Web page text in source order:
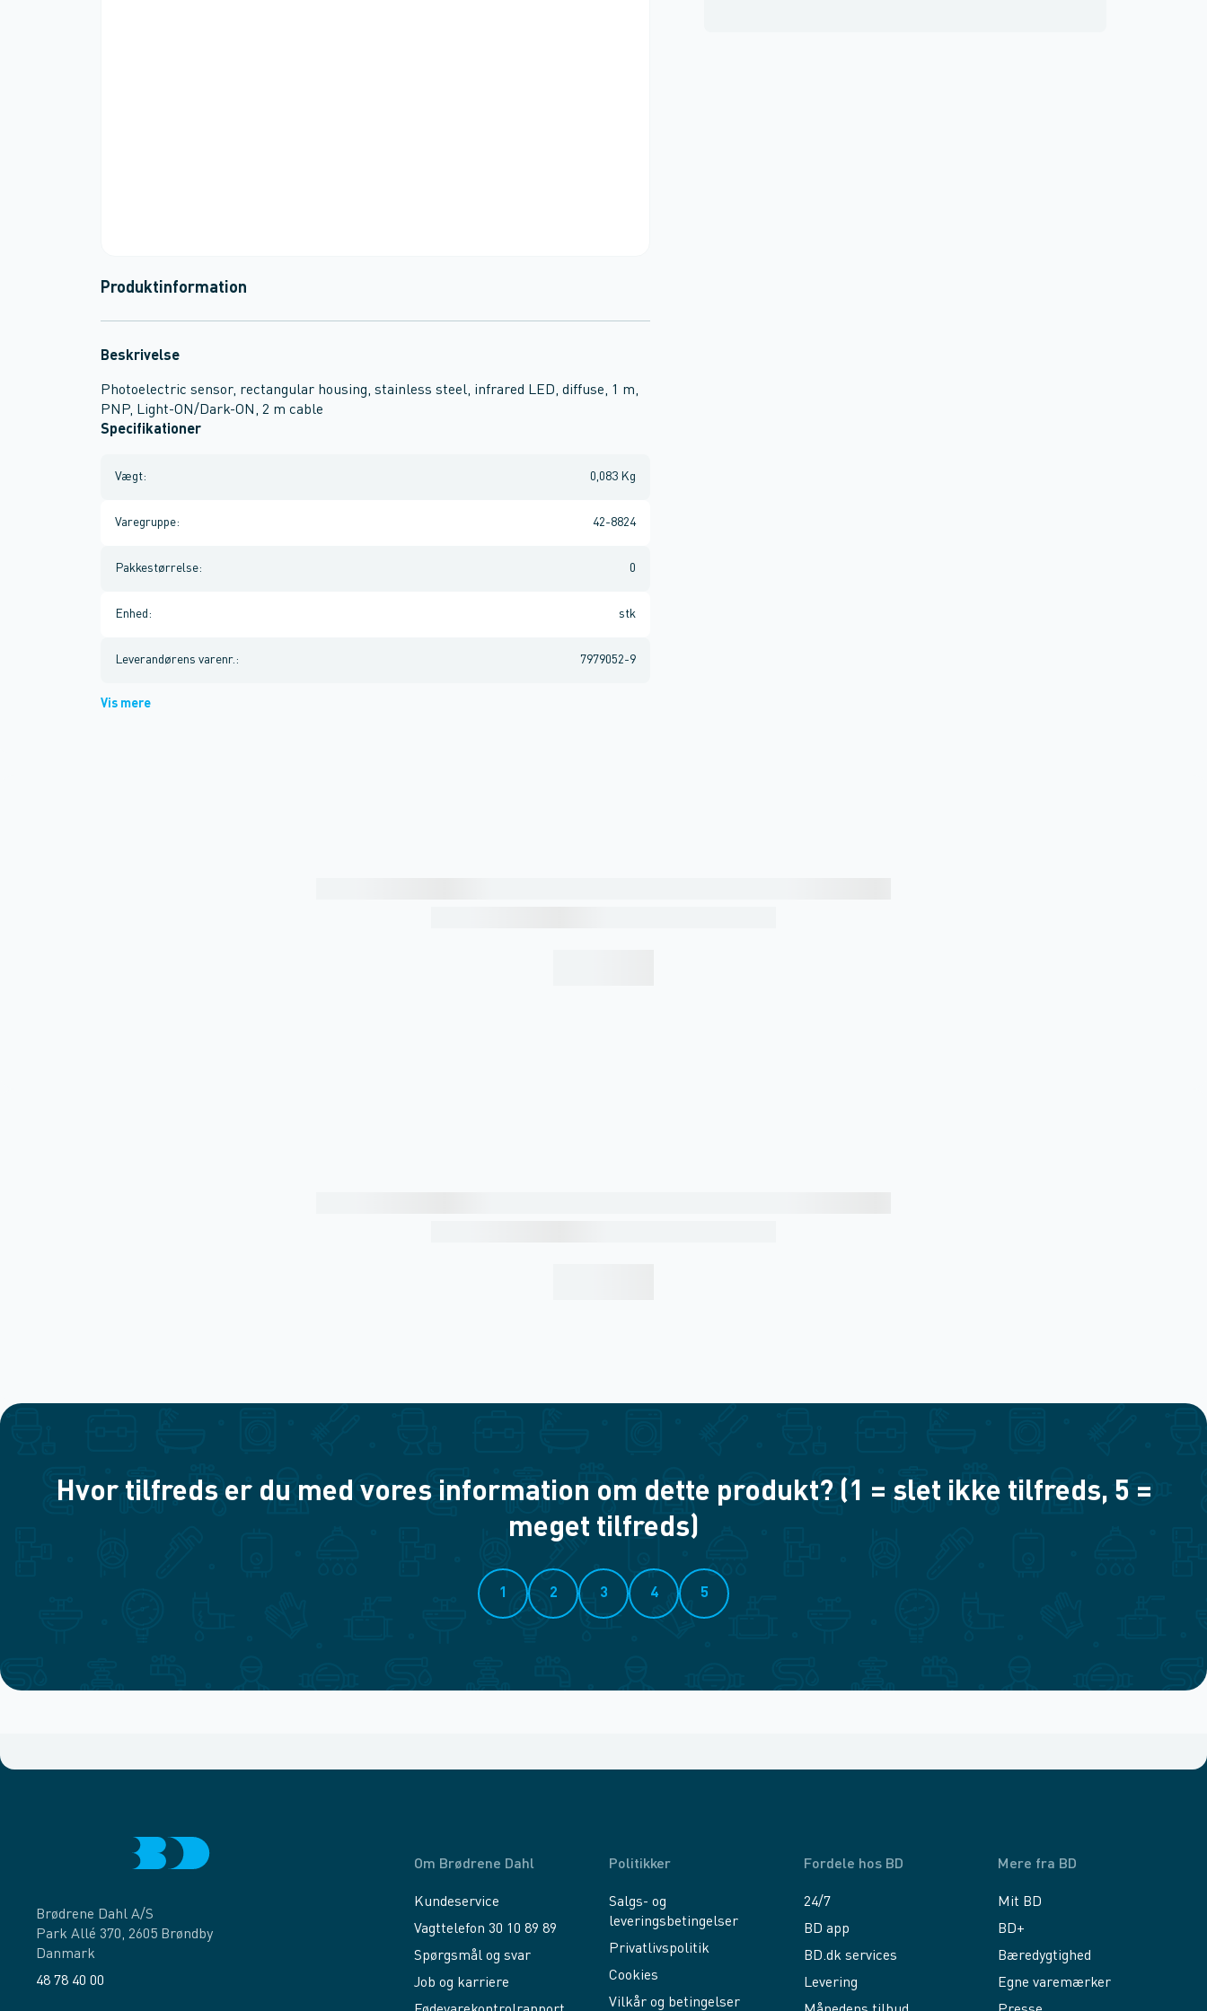
Produktinformation
Beskrivelse
Photoelectric sensor, rectangular housing, stainless steel, infrared LED, diffuse, 1 m,
PNP, Light-ON/Dark-ON, 2 m cable
Specifikationer
Vægt: 0,083 Kg
Varegruppe: 42-8824
Pakkestørrelse: 0
Enhed : stk
Leverandørens varenr. : 7979052-9
Vis mere
Hvor tilfreds er du med vores information om dette produkt? (1 = slet ikke tilfreds, 5 =
meget tilfreds)
1 2 3 4 5
Brødrene Dahl A/S
Park Allé 370, 2605 Brøndby
Danmark
48 78 40 00
Om Brødrene Dahl
Kundeservice
Vagttelefon 30 10 89 89
Spørgsmål og svar
Job og karriere
Politikker
Salgs- og
leveringsbetingelser
Privatlivspolitik
Cookies
Vilkår og betingelser
Fordele hos BD
24/7
BD app
BD.dk services
Levering
Mere fra BD
Mit BD
BD+
Bæredygtighed
Egne varemærker